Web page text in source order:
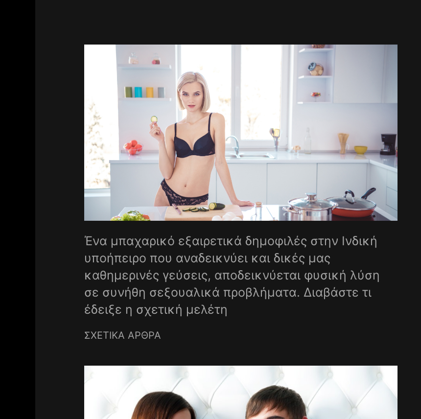
Ένα μπαχαρικό εξαιρετικά δημοφιλές στην Ινδική
υποήπειρο που αναδεικνύει και δικές μας
καθημερινές γεύσεις, αποδεικνύεται φυσική λύση
σε συνήθη σεξουαλικά προβλήματα. Διαβάστε τι
έδειξε η σχετική μελέτη
ΣΧΕΤΙΚΑ ΑΡΘΡΑ